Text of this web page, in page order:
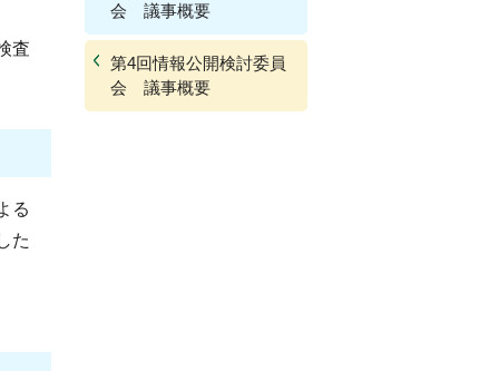
査
る
た
会 議事概要
第4回情報公開検討委員
会 議事概要